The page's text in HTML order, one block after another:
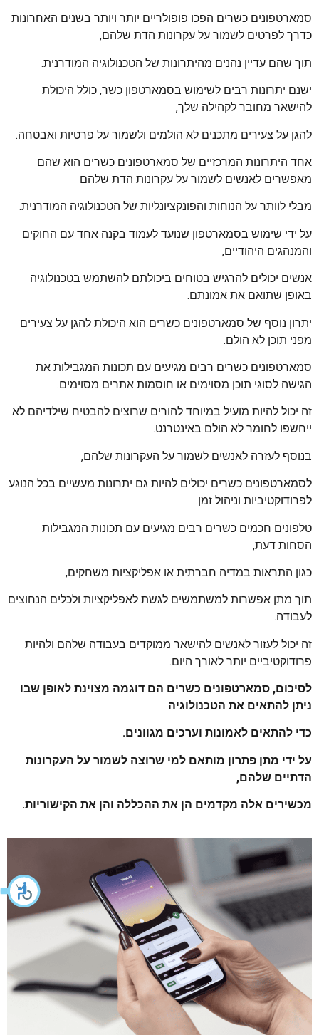
סמארטפונים כשרים הפכו פופולריים יותר ויותר בשנים האחרונות
כדרך לפרטים לשמור על עקרונות הדת שלהם,
תוך שהם עדיין נהנים מהיתרונות של הטכנולוגיה המודרנית.
ישנם יתרונות רבים לשימוש בסמארטפון כשר, כולל היכולת
להישאר מחובר לקהילה שלך,
להגן על צעירים מתכנים לא הולמים ולשמור על פרטיות ואבטחה.
אחד היתרונות המרכזיים של סמארטפונים כשרים הוא שהם
מאפשרים לאנשים לשמור על עקרונות הדת שלהם
מבלי לוותר על הנוחות והפונקציונליות של הטכנולוגיה המודרנית.
על ידי שימוש בסמארטפון שנועד לעמוד בקנה אחד עם החוקים
והמנהגים היהודיים,
אנשים יכולים להרגיש בטוחים ביכולתם להשתמש בטכנולוגיה
באופן שתואם את אמונתם.
יתרון נוסף של סמארטפונים כשרים הוא היכולת להגן על צעירים
מפני תוכן לא הולם.
סמארטפונים כשרים רבים מגיעים עם תכונות המגבילות את
הגישה לסוגי תוכן מסוימים או חוסמות אתרים מסוימים.
זה יכול להיות מועיל במיוחד להורים שרוצים להבטיח שילדיהם לא
ייחשפו לחומר לא הולם באינטרנט.
בנוסף לעזרה לאנשים לשמור על העקרונות שלהם,
לסמארטפונים כשרים יכולים להיות גם יתרונות מעשיים בכל הנוגע
לפרודוקטיביות וניהול זמן.
טלפונים חכמים כשרים רבים מגיעים עם תכונות המגבילות
הסחות דעת,
כגון התראות במדיה חברתית או אפליקציות משחקים,
תוך מתן אפשרות למשתמשים לגשת לאפליקציות ולכלים הנחוצים
לעבודה.
זה יכול לעזור לאנשים להישאר ממוקדים בעבודה שלהם ולהיות
פרודוקטיביים יותר לאורך היום.
לסיכום, סמארטפונים כשרים הם דוגמה מצוינת לאופן שבו
ניתן להתאים את הטכנולוגיה
כדי להתאים לאמונות וערכים מגוונים.
על ידי מתן פתרון מותאם למי שרוצה לשמור על העקרונות
הדתיים שלהם,
מכשירים אלה מקדמים הן את ההכללה והן את הקישוריות.